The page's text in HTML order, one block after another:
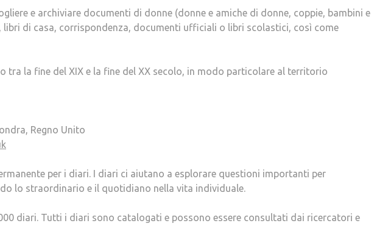
e archiviare documenti di donne (donne e amiche di donne, coppie, bambini e
libri di casa, corrispondenza, documenti ufficiali o libri scolastici, così come
tra la fine del XIX e la fine del XX secolo, in modo particolare al territorio
Regno Unito
per i diari. I diari ci aiutano a esplorare questioni importanti per
lo straordinario e il quotidiano nella vita individuale.
diari. Tutti i diari sono catalogati e possono essere consultati dai ricercatori e